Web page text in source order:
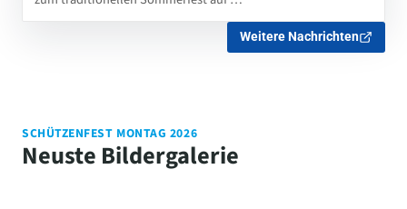
Weitere Nachrichten
SCHÜTZENFEST MONTAG 2026
Neuste Bildergalerie